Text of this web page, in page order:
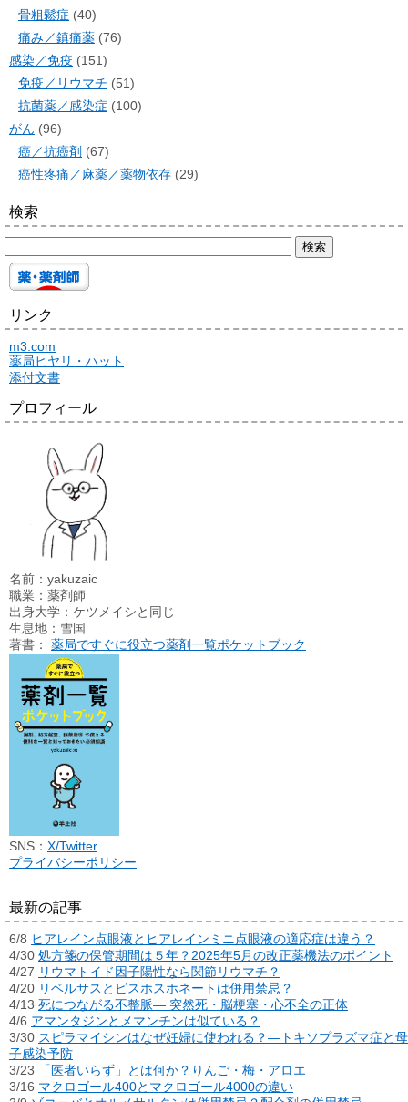
骨粗鬆症 (40)
痛み／鎮痛薬 (76)
感染／免疫 (151)
免疫／リウマチ (51)
抗菌薬／感染症 (100)
がん (96)
癌／抗癌剤 (67)
癌性疼痛／麻薬／薬物依存 (29)
検索
リンク
m3.com
薬局ヒヤリ・ハット
添付文書
プロフィール
名前：yakuzaic
職業：薬剤師
出身大学：ケツメイシと同じ
生息地：雪国
著書： 薬局ですぐに役立つ薬剤一覧ポケットブック
SNS： X/Twitter
プライバシーポリシー
最新の記事
6/8 ヒアレイン点眼液とヒアレインミニ点眼液の適応症は違う？
4/30 処方箋の保管期間は５年？2025年5月の改正薬機法のポイント
4/27 リウマトイド因子陽性なら関節リウマチ？
4/20 リベルサスとビスホスホネートは併用禁忌？
4/13 死につながる不整脈― 突然死・脳梗塞・心不全の正体
4/6 アマンタジンとメマンチンは似ている？
3/30 スピラマイシンはなぜ妊婦に使われる？―トキソプラズマ症と母
子感染予防
3/23
「医者いらず」とは何か？りんご・梅・アロエ
3/16 マクロゴール400とマクロゴール4000の違い